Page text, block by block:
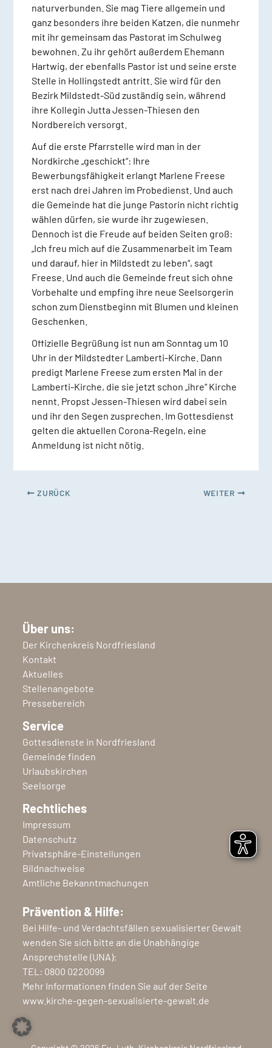
naturverbunden. Sie mag Tiere allgemein und
ganz besonders ihre beiden Katzen, die nunmehr
mit ihr gemeinsam das Pastorat im Schulweg
bewohnen. Zu ihr gehört außerdem Ehemann
Hartwig, der ebenfalls Pastor ist und seine erste
Stelle in Hollingstedt antritt. Sie wird für den
Bezirk Mildstedt-Süd zuständig sein, während
ihre Kollegin Jutta Jessen-Thiesen den
Nordbereich versorgt.
Auf die erste Pfarrstelle wird man in der
Nordkirche „geschickt“: Ihre
Bewerbungsfähigkeit erlangt Marlene Freese
erst nach drei Jahren im Probedienst. Und auch
die Gemeinde hat die junge Pastorin nicht richtig
wählen dürfen, sie wurde ihr zugewiesen.
Dennoch ist die Freude auf beiden Seiten groß:
„Ich freu mich auf die Zusammenarbeit im Team
und darauf, hier in Mildstedt zu leben“, sagt
Freese. Und auch die Gemeinde freut sich ohne
Vorbehalte und empfing ihre neue Seelsorgerin
schon zum Dienstbeginn mit Blumen und kleinen
Geschenken.
Offizielle Begrüßung ist nun am Sonntag um 10
Uhr in der Mildstedter Lamberti-Kirche. Dann
predigt Marlene Freese zum ersten Mal in der
Lamberti-Kirche, die sie jetzt schon „ihre“ Kirche
nennt. Propst Jessen-Thiesen wird dabei sein
und ihr den Segen zusprechen. Im Gottesdienst
gelten die aktuellen Corona-Regeln, eine
Anmeldung ist nicht nötig.
ZURÜCK WEITER
Über uns:
Der Kirchenkreis Nordfriesland
Kontakt
Aktuelles
Stellenangebote
Pressebereich
Service
Gottesdienste in Nordfriesland
Gemeinde finden
Urlaubskirchen
Seelsorge
Rechtliches
Impressum
Datenschutz
Privatsphäre-Einstellungen
Bildnachweise
Amtliche Bekanntmachungen
Prävention & Hilfe:
Bei Hilfe- und Verdachtsfällen sexualisierter Gewalt
wenden Sie sich bitte an die Unabhängige
Ansprechstelle (UNA):
TEL: 0800 0220099
Mehr Informationen finden Sie auf der Seite
www.kirche-gegen-sexualisierte-gewalt.de